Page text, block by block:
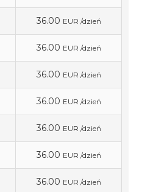
36.00 EUR /dzień
36.00 EUR /dzień
36.00 EUR /dzień
36.00 EUR /dzień
36.00 EUR /dzień
36.00 EUR /dzień
36.00 EUR /dzień